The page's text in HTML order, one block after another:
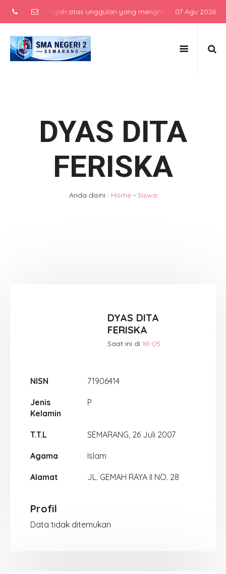
menengah atas unggulan yang menghasilkan lulusan
07 Agu 2026
DYAS DITA
FERISKA
Anda disini : Home - Siswa
DYAS DITA
FERISKA
Saat ini diXII-05
NISN 71906414
Jenis
Kelamin
P
T.T.L SEMARANG, 26 Juli 2007
Agama Islam
Alamat JL. GEMAH RAYA II NO. 28
Profil
Data tidak ditemukan